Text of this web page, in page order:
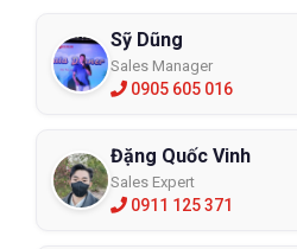
Sỹ Dũng
Sales Manager
0905 605 016
Đặng Quốc Vinh
Sales Expert
0911 125 371